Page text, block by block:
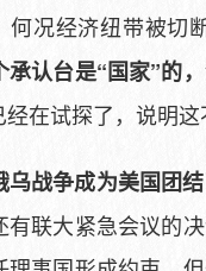
何况经济纽带被切
认台是“国家”的
在试探了，说明这
乌战争成为美国团
联大紧急会议的